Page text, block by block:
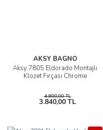
AKSY BAGNO
Aksy 7805 Eldorado Montajlı
Klozet Fırçası Chrome
4.800,00 TL
3.840,00 TL